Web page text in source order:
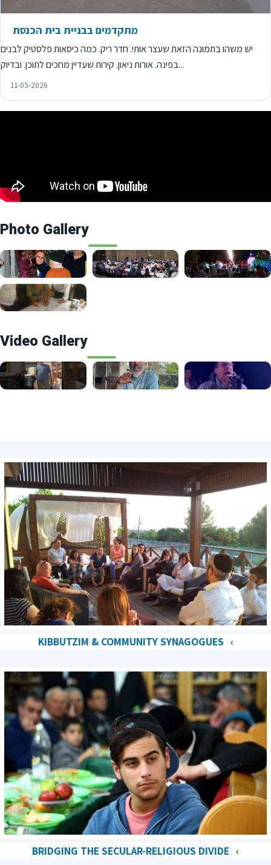
מתקדמים בבניית בית הכנסת
יש משהו בתמונה הזאת שעצר אותי. חדר ריק. כמה כיסאות פלסטיק לבנים
בפינה. אורות ניאון. קירות שעדיין מחכים לתוכן. ובדיוק...
11-05-2026
Photo Gallery
Video Gallery
KIBBUTZIM & COMMUNITY SYNAGOGUES
BRIDGING THE SECULAR-RELIGIOUS DIVIDE